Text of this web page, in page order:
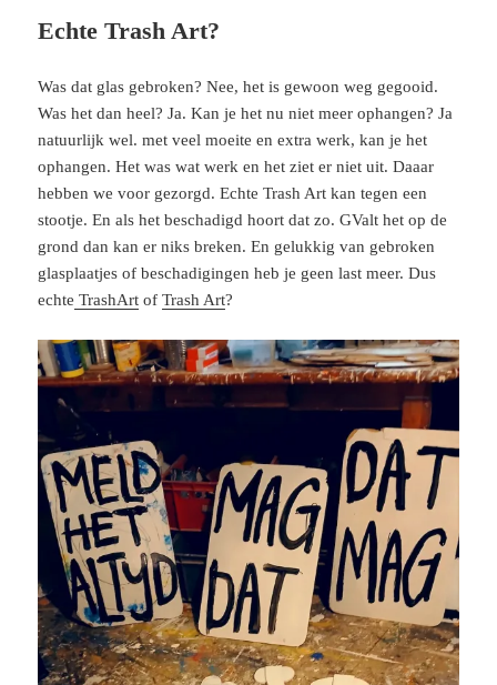
Echte Trash Art?
Was dat glas gebroken? Nee, het is gewoon weg gegooid.
Was het dan heel? Ja. Kan je het nu niet meer ophangen? Ja
natuurlijk wel. met veel moeite en extra werk, kan je het
ophangen. Het was wat werk en het ziet er niet uit. Daaar
hebben we voor gezorgd. Echte Trash Art kan tegen een
stootje. En als het beschadigd hoort dat zo. GValt het op de
grond dan kan er niks breken. En gelukkig van gebroken
glasplaatjes of beschadigingen heb je geen last meer. Dus
echte TrashArt ofTrash Art?